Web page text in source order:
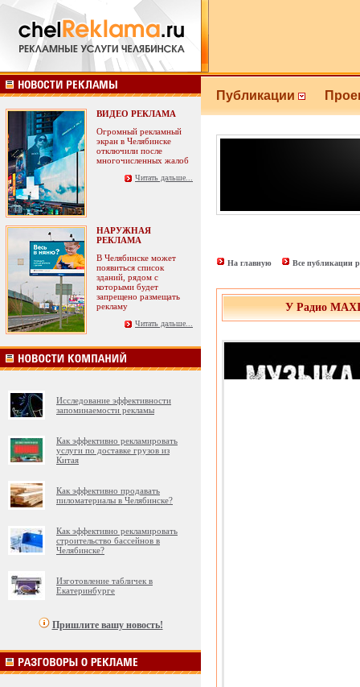
ВИДЕО РЕКЛАМА
Огромный рекламный
экран в Челябинске
отключили после
многочисленных жалоб
Читать дальше...
НАРУЖНАЯ
РЕКЛАМА
В Челябинске может
появиться список
зданий, рядом с
которыми будет
запрещено размещать
рекламу
Читать дальше...
Исследование эффективности
запоминаемости рекламы
Как эффективно рекламировать
услуги по доставке грузов из
Китая
Как эффективно продавать
пиломатериалы в Челябинске?
Как эффективно рекламировать
строительство бассейнов в
Челябинске?
Изготовление табличек в
Екатеринбурге
Пришлите вашу новость!
Публикации
На главную Все публикации
У Радио